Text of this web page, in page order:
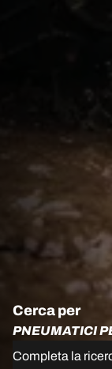
Cerca per
PNEUMATICI
Completa la